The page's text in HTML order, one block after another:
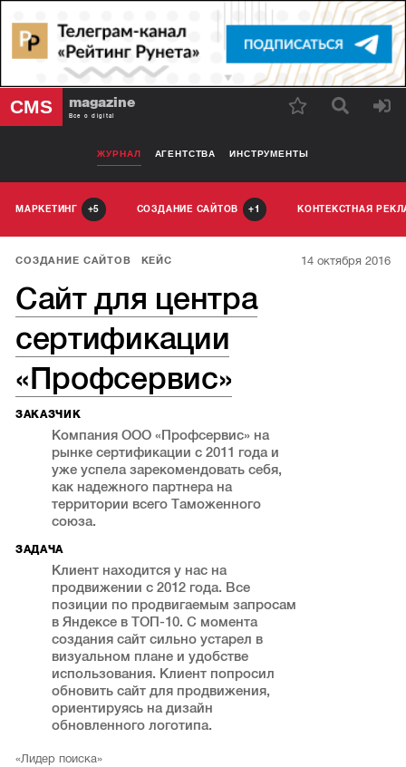
CMS magazine
Все о digital
ЖУРНАЛ АГЕНТСТВА ИНСТРУМЕНТЫ
МАРКЕТИНГ 5 СОЗДАНИЕ САЙТОВ 1 КОНТЕКСТНАЯ
СОЗДАНИЕ САЙТОВ КЕЙС 14 октября 2016
Сайт для центра
сертификации
«Профсервис»
ЗАКАЗЧИК
Компания ООО «Профсервис» на
рынке сертификации с 2011 года и
уже успела зарекомендовать себя,
как надежного партнера на
территории всего Таможенного
союза.
ЗАДАЧА
Клиент находится у нас на
продвижении с 2012 года. Все
позиции по продвигаемым запросам
в Яндексе в ТОП-10. C момента
создания сайт сильно устарел в
визуальном плане и удобстве
использования. Клиент попросил
обновить сайт для продвижения,
ориентируясь на дизайн
обновленного логотипа.
«Лидер поиска»